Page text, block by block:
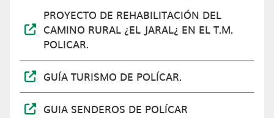
PROYECTO DE REHABILITACIÓN DEL
CAMINO RURAL ¿EL JARAL¿ EN EL T.M.
POLICAR.
GUÍA TURISMO DE POLÍCAR.
GUIA SENDEROS DE POLÍCAR